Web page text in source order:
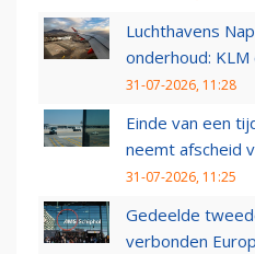
Luchthavens
onderhoud:
31-07-2026, 11:28
Einde van een
neemt afscheid
31-07-2026, 11:25
Gedeelde
verbonden